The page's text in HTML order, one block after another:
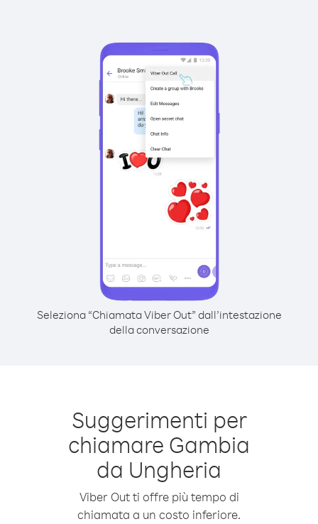
Seleziona “Chiamata Viber Out” dall’intestazione
della conversazione
Suggerimenti per
chiamare Gambia
da Ungheria
Viber Out ti offre più tempo di
chiamata a un costo inferiore.